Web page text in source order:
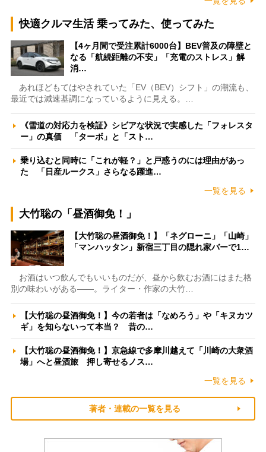
快適クルマ生活 乗ってみた、使ってみた
【4ヶ月間で受注累計6000台】BEV普及の障壁と
なる「航続距離の不安」「充電のストレス」解
消…
あれほどもてはやされていた「EV（BEV）シフト」の潮流も、
最近では減速基調になっているように見える。…
《雪道の対応力を検証》シビアな状況で実感した「フォレスタ
ー」の真価 「ターボ」と「スト…
乗り込むと同時に「これが軽？」と戸惑うのには理由があっ
た 「日産ルークス」さらなる躍進…
一覧を見る
大竹聡の「昼酒御免！」
【大竹聡の昼酒御免！】「ネグローニ」「山崎」
「マンハッタン」新宿三丁目の隠れ家バーで1…
お酒はいつ飲んでもいいものだが、昼から飲むお酒にはまた格
別の味わいがある――。ライター・作家の大竹…
【大竹聡の昼酒御免！】今の若者は「なめろう」や「キヌカツ
ギ」を知らないって本当？ 昔の…
【大竹聡の昼酒御免！】京急線で多摩川越えて「川崎の大衆酒
場」へと昼酒旅 押し寄せるノス…
一覧を見る
著者・連載の一覧を見る